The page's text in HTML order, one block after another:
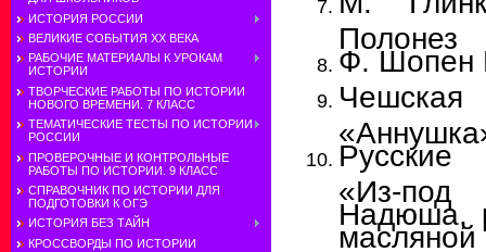
ИСТОРИЯ РОССИИ
ВЕЛИКИЕ СОБЫТИЯ ХХ ВЕКА
РАБОЧИЕ МАТЕРИАЛЫ К УРОКАМ
ИСТОРИИ
ТВОРЧЕСКИЕ РАБОТЫ ПО ИСТОРИИ
НОВОГО ВРЕМЕНИ. 7 КЛАСС
ТЕМАТИЧЕСКИЕ ТЕСТЫ ПО ИСТОРИИ
РОССИИ
ПРОВЕРОЧНЫЕ И КОНТРОЛЬНЫЕ
РАБОТЫ ПО ИСТОРИИ. 9 КЛАСС
СПРАВОЧНИК ПО ИСТОРИИ ДЛЯ
ПОДГОТОВКИ К ОГЭ
ИСТОРИЯ БЕЗ ТАЙН
КРОССВОРДЫ ПО ИСТОРИИ
Полонез
Ф. Шопен
Чешская
Русские
«Из-
Надюша,
масляной